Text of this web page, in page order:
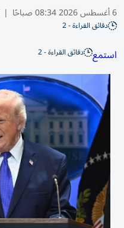
6 أغسطس 2026 08:34 صباحًا |
دقائق القراءة - 2
استمع دقائق القراءة - 2